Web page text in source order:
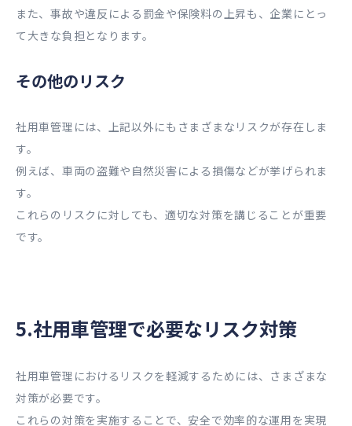
また、事故や違反による罰金や保険料の上昇も、企業にとっ
て大きな負担となります。
その他のリスク
社用車管理には、上記以外にもさまざまなリスクが存在しま
す。
例えば、車両の盗難や自然災害による損傷などが挙げられま
す。
これらのリスクに対しても、適切な対策を講じることが重要
です。
5.社用車管理で必要なリスク対策
社用車管理におけるリスクを軽減するためには、さまざまな
対策が必要です。
これらの対策を実施することで、安全で効率的な運用を実現